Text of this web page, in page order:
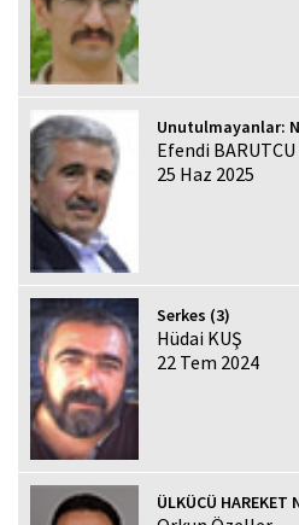
Unutulmayanlar:
Efendi BARUTCU
25 Haz 2025
Serkes (3)
Hüdai KUŞ
22 Tem 2024
ÜLKÜCÜ HAREKET